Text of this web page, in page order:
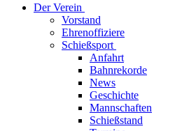
Der Verein
Vorstand
Ehrenoffiziere
Schießsport
Anfahrt
Bahnrekorde
News
Geschichte
Mannschaften
Schießstand